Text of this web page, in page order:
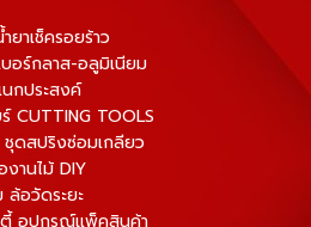
ยาเช็ครอยร้าว
อร์กลาส-อลูมิเนียม
นกประสงค์
CUTTING TOOLS
ดสปริงซ่อมเกลียว
งานไม้ DIY
ล้อวัดระยะ